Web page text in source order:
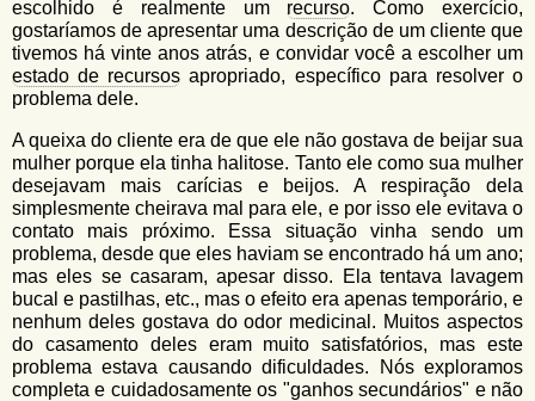
escolhido é realmente um recurso. Como exercício,
gostaríamos de apresentar uma descrição de um cliente que
tivemos há vinte anos atrás, e convidar você a escolher um
estado de recursos apropriado, específico para resolver o
problema dele.
A queixa do cliente era de que ele não gostava de beijar sua
mulher porque ela tinha halitose. Tanto ele como sua mulher
desejavam mais carícias e beijos. A respiração dela
simplesmente cheirava mal para ele, e por isso ele evitava o
contato mais próximo. Essa situação vinha sendo um
problema, desde que eles haviam se encontrado há um ano;
mas eles se casaram, apesar disso. Ela tentava lavagem
bucal e pastilhas, etc., mas o efeito era apenas temporário, e
nenhum deles gostava do odor medicinal. Muitos aspectos
do casamento deles eram muito satisfatórios, mas este
problema estava causando dificuldades. Nós exploramos
completa e cuidadosamente os "ganhos secundários" e não